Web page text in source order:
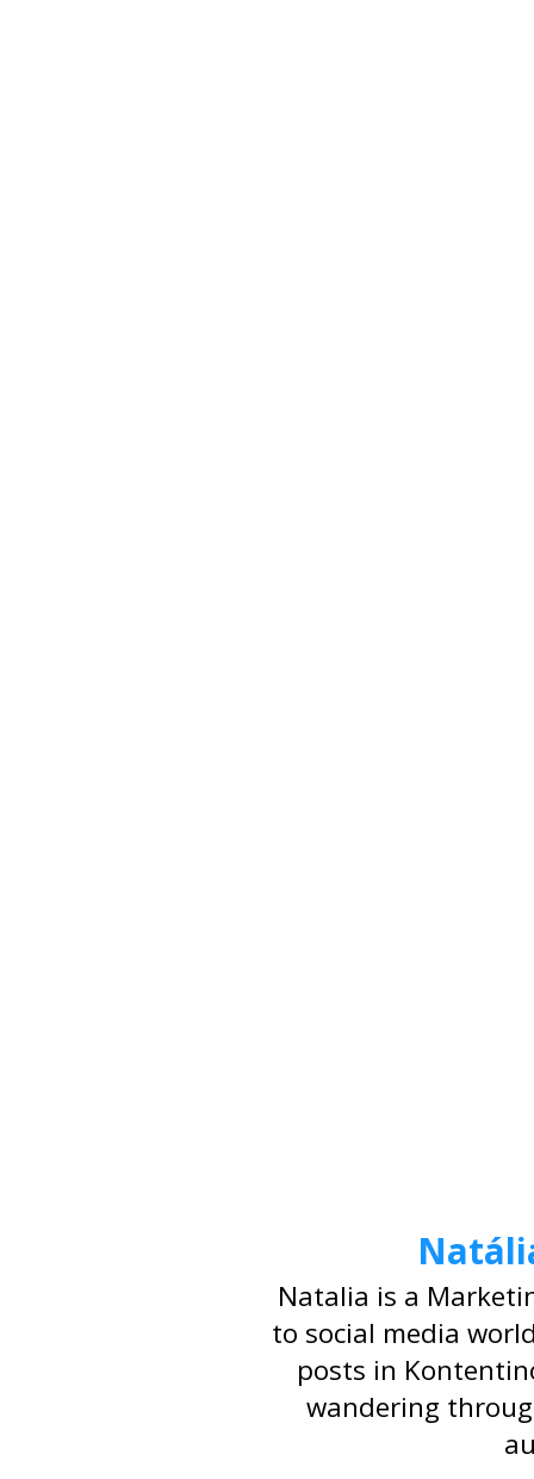
Natalia is a
to social media
posts in
wandering